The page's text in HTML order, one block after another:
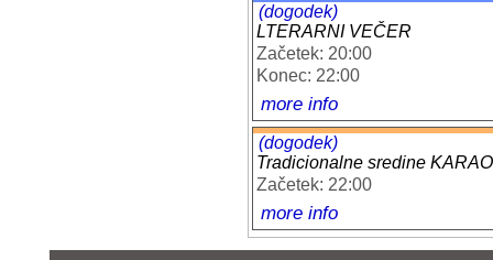
(dogodek)
LTERARNI VEČER
Začetek: 20:00
Konec: 22:00
more info
(dogodek)
Tradicionalne sredine
Začetek: 22:00
more info